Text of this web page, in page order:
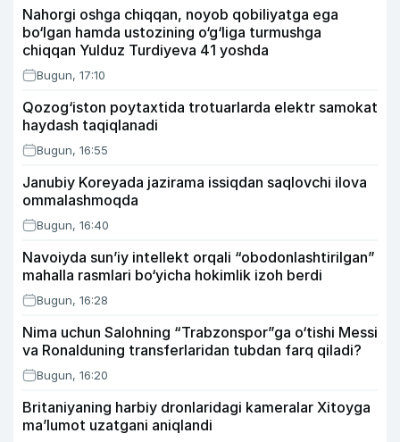
Nahorgi oshga chiqqan, noyob qobiliyatga ega
bo‘lgan hamda ustozining o‘g‘liga turmushga
chiqqan Yulduz Turdiyeva 41 yoshda
Bugun, 17:10
Qozog‘iston poytaxtida trotuarlarda elektr samokat
haydash taqiqlanadi
Bugun, 16:55
Janubiy Koreyada jazirama issiqdan saqlovchi ilova
ommalashmoqda
Bugun, 16:40
Navoiyda sun’iy intellekt orqali “obodonlashtirilgan”
mahalla rasmlari bo‘yicha hokimlik izoh berdi
Bugun, 16:28
Nima uchun Salohning “Trabzonspor”ga o‘tishi Messi
va Ronalduning transferlaridan tubdan farq qiladi?
Bugun, 16:20
Britaniyaning harbiy dronlaridagi kameralar Xitoyga
ma’lumot uzatgani aniqlandi